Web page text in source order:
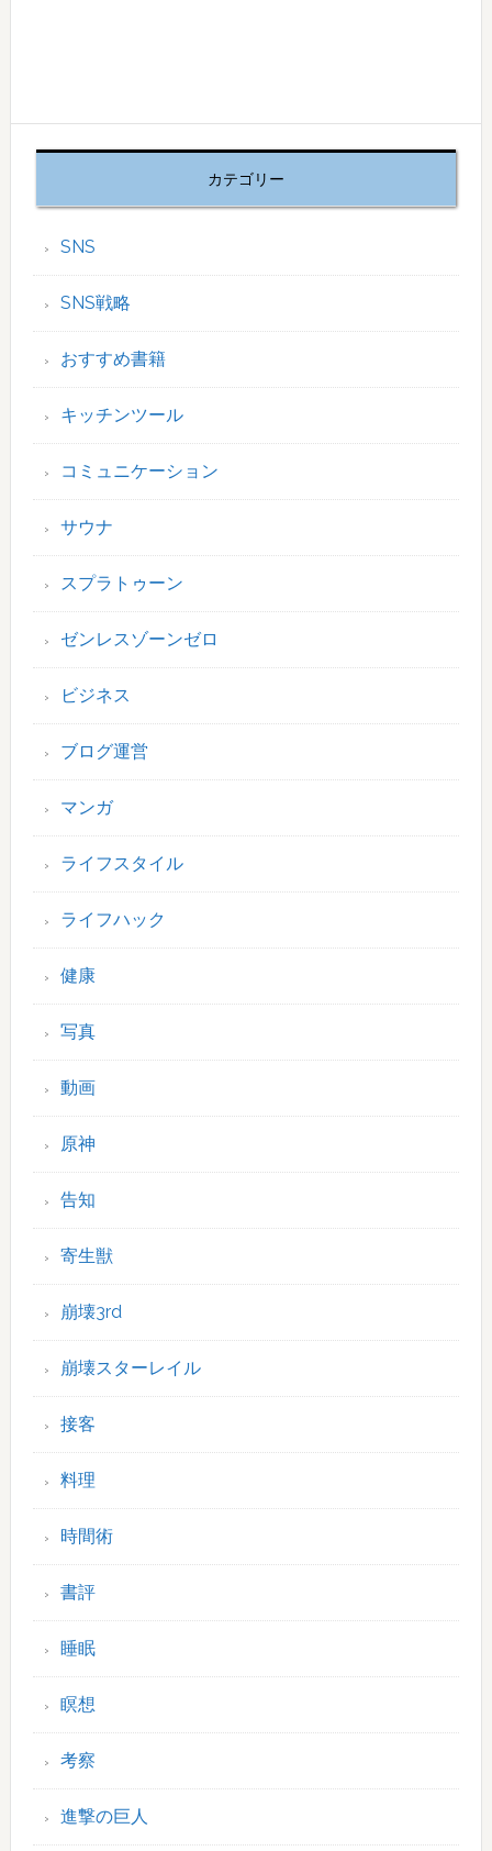
カテゴリー
SNS
SNS戦略
おすすめ書籍
キッチンツール
コミュニケーション
サウナ
スプラトゥーン
ゼンレスゾーンゼロ
ビジネス
ブログ運営
マンガ
ライフスタイル
ライフハック
健康
写真
動画
原神
告知
寄生獣
崩壊3rd
崩壊スターレイル
接客
料理
時間術
書評
睡眠
瞑想
考察
進撃の巨人